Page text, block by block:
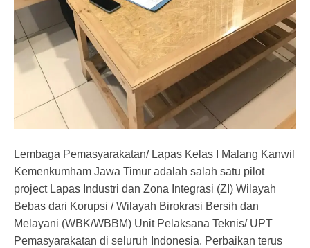
Lembaga Pemasyarakatan/ Lapas Kelas I Malang Kanwil
Kemenkumham Jawa Timur adalah salah satu pilot
project Lapas Industri dan Zona Integrasi (ZI) Wilayah
Bebas dari Korupsi / Wilayah Birokrasi Bersih dan
Melayani (WBK/WBBM) Unit Pelaksana Teknis/ UPT
Pemasyarakatan di seluruh Indonesia. Perbaikan terus